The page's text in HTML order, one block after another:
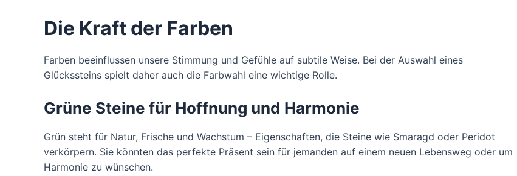
Die Kraft der Farben
Farben beeinflussen unsere Stimmung und Gefühle auf subtile Weise. Bei der Auswahl eines
Glückssteins spielt daher auch die Farbwahl eine wichtige Rolle.
Grüne Steine für Hoffnung und Harmonie
Grün steht für Natur, Frische und Wachstum – Eigenschaften, die Steine wie Smaragd oder Peridot
verkörpern. Sie könnten das perfekte Präsent sein für jemanden auf einem neuen Lebensweg oder um
Harmonie zu wünschen.